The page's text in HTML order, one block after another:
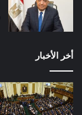
أخر الأخبار